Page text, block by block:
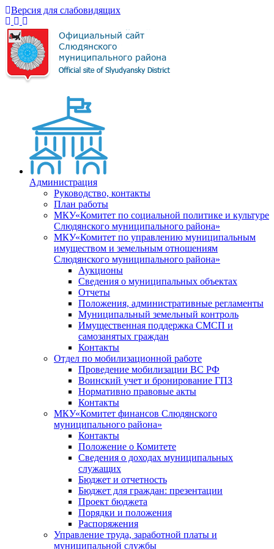
Версия для слабовидящих
Администрация
Руководство, контакты
План работы
МКУ«Комитет по социальной политике и культуре
Слюдянского муниципального района»
МКУ«Комитет по управлению муниципальным
имуществом и земельным отношениям
Слюдянского муниципального района»
Аукционы
Сведения о муниципальных объектах
Отчеты
Положения, административные регламенты
Муниципальный земельный контроль
Имущественная поддержка СМСП и
самозанятых граждан
Контакты
Отдел по мобилизационной работе
Проведение мобилизации ВС РФ
Воинский учет и бронирование ГПЗ
Нормативно правовые акты
Контакты
МКУ«Комитет финансов Слюдянского
муниципального района»
Контакты
Положение о Комитете
Сведения о доходах муниципальных
служащих
Бюджет и отчетность
Бюджет для граждан: презентации
Проект бюджета
Порядки и положения
Распоряжения
Управление труда, заработной платы и
муниципальной службы